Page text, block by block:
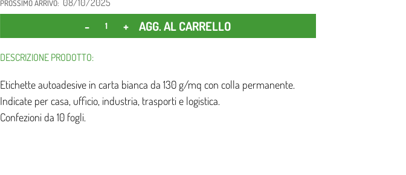
PROSSIMO ARRIVO:
Quantità
AGG. AL CARRELLO
DESCRIZIONE PRODOTTO:
Etichette autoadesive in carta bianca da 130 g/mq con colla permanente.
Indicate per casa, ufficio, industria, trasporti e logistica.
Confezioni da 10 fogli.